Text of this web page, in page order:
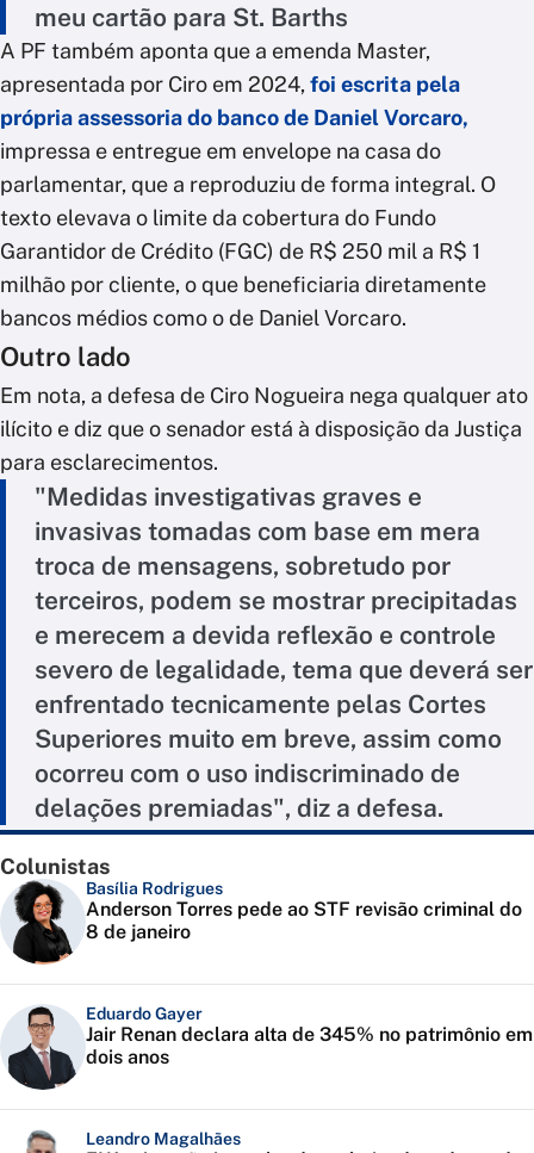
meu cartão para St. Barths
A PF também aponta que a emenda Master,
apresentada por Ciro em 2024, foi escrita pela
própria assessoria do banco de Daniel Vorcaro,
impressa e entregue em envelope na casa do
parlamentar, que a reproduziu de forma integral. O
texto elevava o limite da cobertura do Fundo
Garantidor de Crédito (FGC) de R$ 250 mil a R$ 1
milhão por cliente, o que beneficiaria diretamente
bancos médios como o de Daniel Vorcaro.
Outro lado
Em nota, a defesa de Ciro Nogueira nega qualquer ato
ilícito e diz que o senador está à disposição da Justiça
para esclarecimentos.
"Medidas investigativas graves e
invasivas tomadas com base em mera
troca de mensagens, sobretudo por
terceiros, podem se mostrar precipitadas
e merecem a devida reflexão e controle
severo de legalidade, tema que deverá ser
enfrentado tecnicamente pelas Cortes
Superiores muito em breve, assim como
ocorreu com o uso indiscriminado de
delações premiadas", diz a defesa.
Colunistas
Basília Rodrigues
Anderson Torres pede ao STF revisão criminal do
8 de janeiro
Eduardo Gayer
Jair Renan declara alta de 345% no patrimônio em
dois anos
Leandro Magalhães